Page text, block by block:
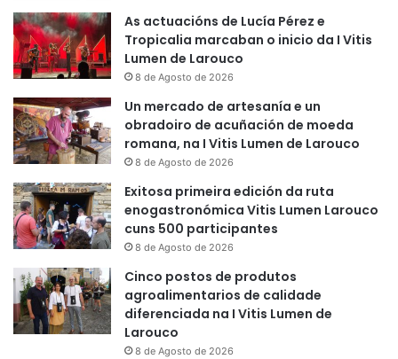
As actuacións de Lucía Pérez e
Tropicalia marcaban o inicio da I Vitis
Lumen de Larouco
8 de Agosto de 2026
Un mercado de artesanía e un
obradoiro de acuñación de moeda
romana, na I Vitis Lumen de Larouco
8 de Agosto de 2026
Exitosa primeira edición da ruta
enogastronómica Vitis Lumen Larouco
cuns 500 participantes
8 de Agosto de 2026
Cinco postos de produtos
agroalimentarios de calidade
diferenciada na I Vitis Lumen de
Larouco
8 de Agosto de 2026